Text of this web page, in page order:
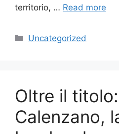
territorio, … Read more
Categories
Uncategorized
Oltre il
Calenzano,